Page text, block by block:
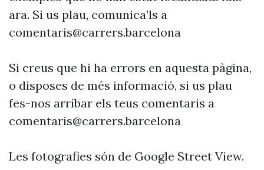
ara. Si us plau, comunica’ls a
comentaris@carrers.barcelona
Si creus que hi ha errors en aquesta pàgina,
o disposes de més informació, si us plau
fes-nos arribar els teus comentaris a
comentaris@carrers.barcelona
Les fotografies són de Google Street View.